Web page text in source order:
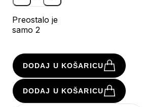
Preostalo je
samo 2
DODAJ U KOŠARICU
DODAJ U KOŠARICU